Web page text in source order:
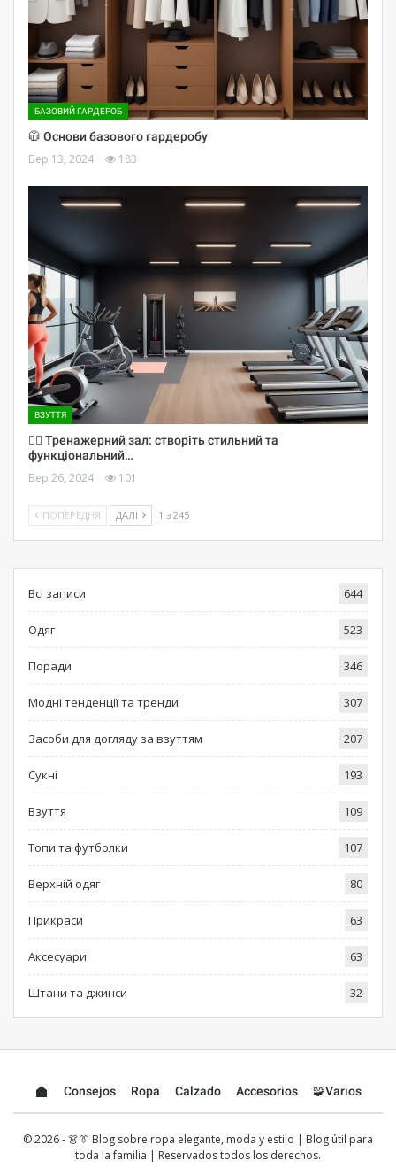
БАЗОВИЙ ГАРДЕРОБ
🧥 Основи базового гардеробу
Бер 13, 2024 183
ВЗУТТЯ
🏋️‍♀️ Тренажерний зал: створіть стильний та
функціональний…
Бер 26, 2024 101
ПОПЕРЕДНЯ ДАЛІ 1 з 245
Всі записи 644
Одяг 523
Поради 346
Модні тенденції та тренди 307
Засоби для догляду за взуттям 207
Сукні 193
Взуття 109
Топи та футболки 107
Верхній одяг 80
Прикраси 63
Аксесуари 63
Штани та джинси 32
Consejos Ropa Calzado Accesorios 🧩Varios
© 2026 - 👗👔 Blog sobre ropa elegante, moda y estilo | Blog útil para
toda la familia | Reservados todos los derechos.